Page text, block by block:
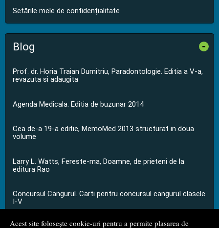
Acest site folosește cookie-uri pentru a permite plasarea de
Setările mele de confidențialitate
Blog -
Prof. dr. Horia Traian Dumitriu, Paradontologie. Editia a V-a,
revazuta si adaugita
Agenda Medicala. Editia de buzunar 2014
Cea de-a 19-a editie, MemoMed 2013 structurat in doua
volume
Larry L. Watts, Fereste-ma, Doamne, de prieteni de la
editura Rao
Concursul Cangurul. Carti pentru concursul cangurul clasele
I-V